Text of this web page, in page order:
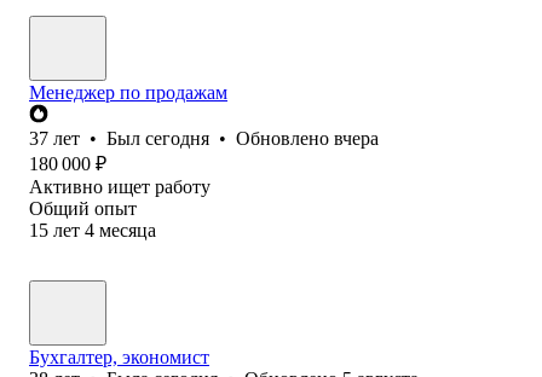
Менеджер по продажам
37 лет • Был сегодня • Обновлено вчера
180 000 ₽
Активно ищет работу
Общий опыт
15 лет 4 месяца
Бухгалтер, экономист